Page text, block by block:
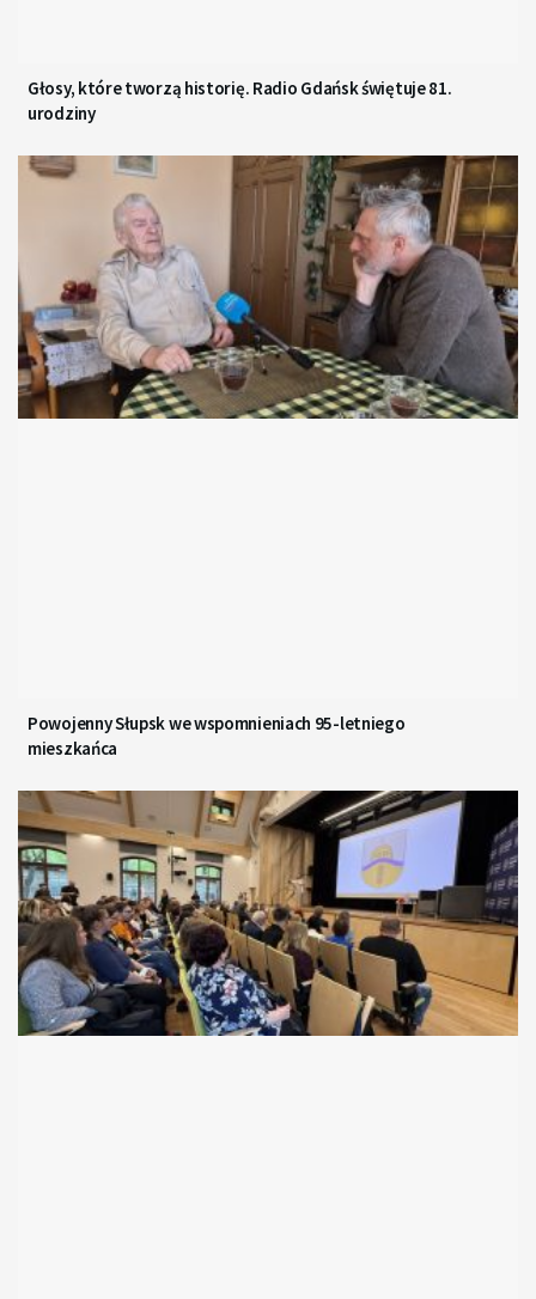
Głosy, które tworzą historię. Radio Gdańsk świętuje 81.
urodziny
Powojenny Słupsk we wspomnieniach 95-letniego
mieszkańca